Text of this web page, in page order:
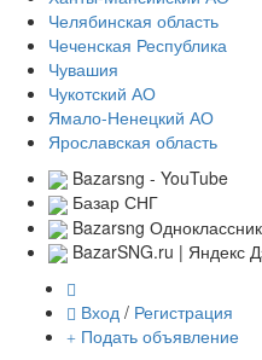
Челябинская область
Чеченская Республика
Чувашия
Чукотский АО
Ямало-Ненецкий АО
Ярославская область
Bazarsng - YouTube
Базар СНГ
Bazarsng
BazarSNG.ru | Яндекс
Вход / Регистрация
Подать объявление